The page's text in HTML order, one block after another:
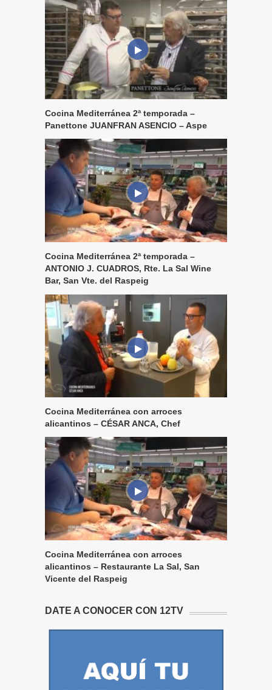
Cocina Mediterránea 2ª temporada –
Panettone JUANFRAN ASENCIO – Aspe
Cocina Mediterránea 2ª temporada –
ANTONIO J. CUADROS, Rte. La Sal Wine
Bar, San Vte. del Raspeig
Cocina Mediterránea con arroces
alicantinos – CÉSAR ANCA, Chef
Cocina Mediterránea con arroces
alicantinos – Restaurante La Sal, San
Vicente del Raspeig
DATE A CONOCER CON 12TV